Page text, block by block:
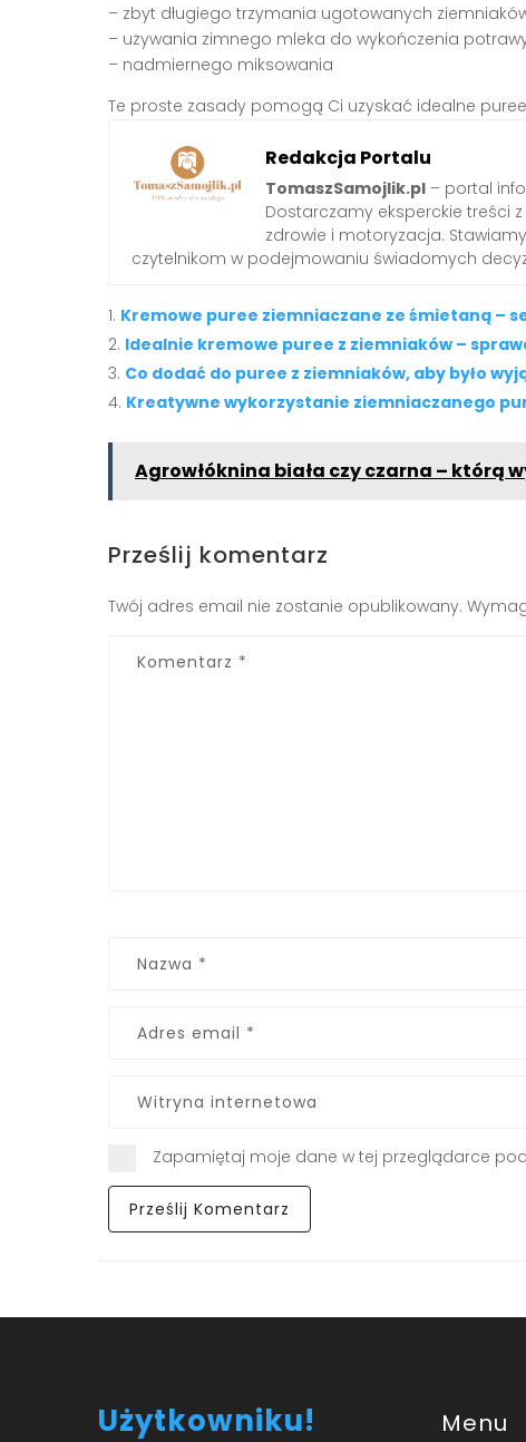
– zbyt długiego trzymania ugotowanych
– używania zimnego mleka do wykończenia
– nadmiernego miksowania
Te proste zasady pomogą Ci uzyskać idealne
Redakcja Portalu
TomaszSamojlik.pl – portal
Dostarczamy eksperckie treści
zdrowie i motoryzacja.
czytelnikom w podejmowaniu świadomych
Kremowe puree ziemniaczane ze śmietaną –
Idealnie kremowe puree z ziemniaków –
Co dodać do puree z ziemniaków, aby było
Kreatywne wykorzystanie ziemniaczanego
Agrowłóknina biała czy czarna – którą
Prześlij komentarz
Twój adres email nie zostanie opublikowany.
Zapamiętaj moje dane w tej przeglądarce
Użytkowniku! Menu